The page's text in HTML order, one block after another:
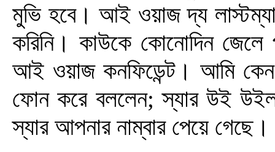
মুভি হবে। আই ওয়াজ দ্য
করিনি। কাউকে কোনোদিন জেলে
আই ওয়াজ কনফিডেন্ট। আমি কেন
ফোন করে বললেন; স্যার উই
স্যার আপনার নাম্বার পেয়ে